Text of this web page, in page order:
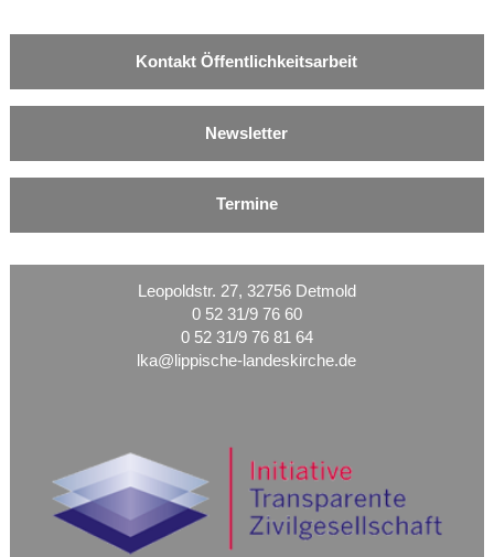
Kontakt Öffentlichkeitsarbeit
Newsletter
Termine
Leopoldstr. 27, 32756 Detmold
0 52 31/9 76 60
0 52 31/9 76 81 64
lka@lippische-landeskirche.de